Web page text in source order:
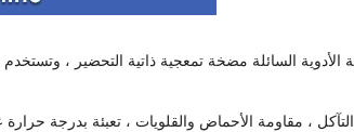
، مقاومة الأحماض والقلويات ، تعبئة بدرجة